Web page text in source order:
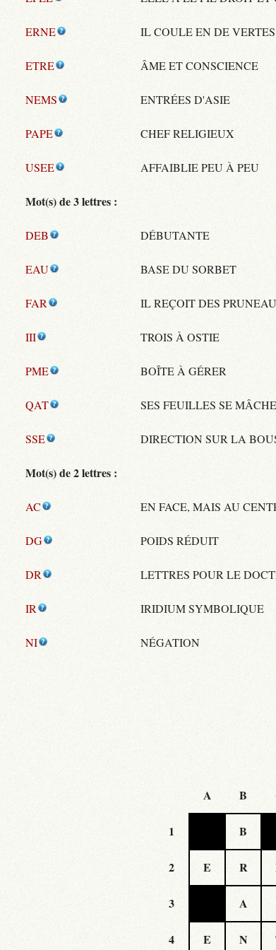
ERNE IL COULE EN DE
ETRE ÂME ET CONSCIENCE
NEMS ENTRÉES D'ASIE
PAPE CHEF RELIGIEUX
USEE AFFAIBLIE PEU À PEU
Mot(s) de 3 lettres :
DEB DÉBUTANTE
EAU BASE DU SORBET
FAR IL REÇOIT DES
III TROIS À OSTIE
PME BOÎTE À GÉRER
QAT SES FEUILLES SE
SSE DIRECTION SUR LA
Mot(s) de 2 lettres :
AC EN FACE, MAIS AU
DG POIDS RÉDUIT
DR LETTRES POUR LE
IR IRIDIUM SYMBOLIQUE
NI NÉGATION
A B
1 B
2 E R
3 A
4 E N